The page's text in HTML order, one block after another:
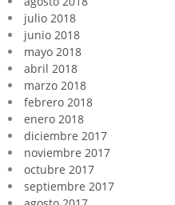
julio 2018
junio 2018
mayo 2018
abril 2018
marzo 2018
febrero 2018
enero 2018
diciembre 2017
noviembre 2017
octubre 2017
septiembre 2017